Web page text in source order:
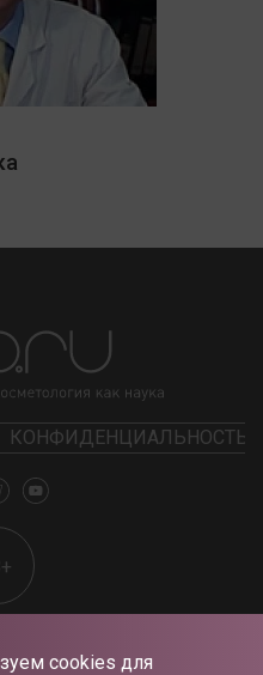
cookies для
КОНФИДЕНЦИАЛЬНОСТЬ